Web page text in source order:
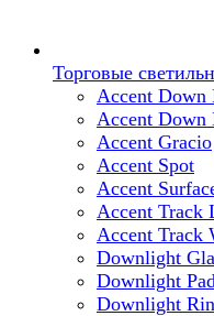
Торговые
Accent Down
Accent Down
Accent Gracio
Accent Spot
Accent
Accent Track
Accent Track
Downlight
Downlight
Downlight